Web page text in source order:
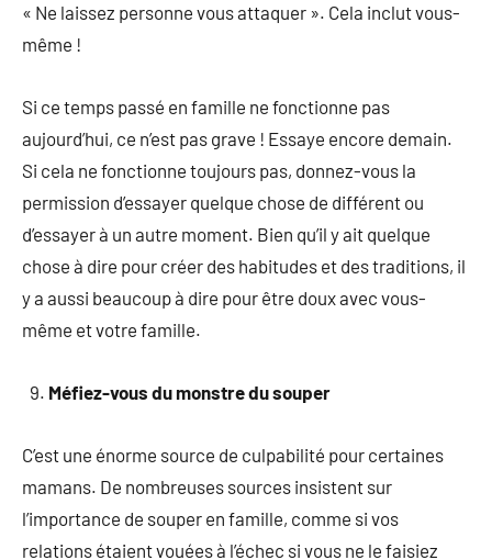
« Ne laissez personne vous attaquer ». Cela inclut vous-
même !
Si ce temps passé en famille ne fonctionne pas
aujourd’hui, ce n’est pas grave ! Essaye encore demain.
Si cela ne fonctionne toujours pas, donnez-vous la
permission d’essayer quelque chose de différent ou
d’essayer à un autre moment. Bien qu’il y ait quelque
chose à dire pour créer des habitudes et des traditions, il
y a aussi beaucoup à dire pour être doux avec vous-
même et votre famille.
Méfiez-vous du monstre du souper
C’est une énorme source de culpabilité pour certaines
mamans. De nombreuses sources insistent sur
l’importance de souper en famille, comme si vos
relations étaient vouées à l’échec si vous ne le faisiez